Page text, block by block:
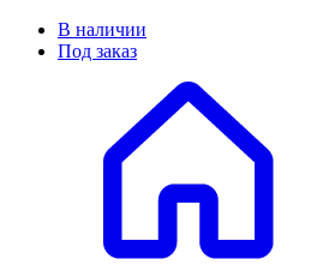
В наличии
Под заказ